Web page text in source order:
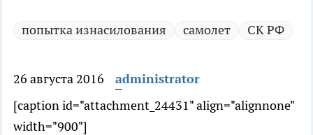
попытка изнасилования самолет СК РФ
26 августа 2016
administrator
[caption id="attachment_24431" align="alignnone"
width="900"]